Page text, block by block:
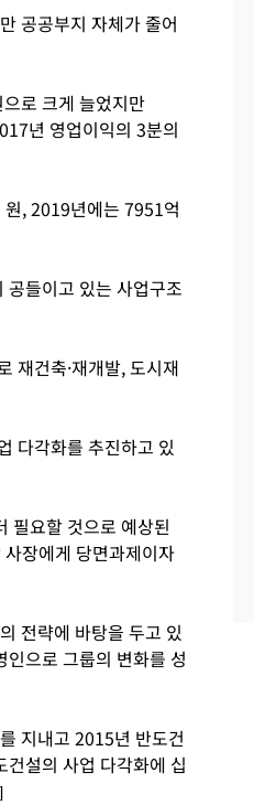
공공부지 자체가 줄어
로 크게 늘었지만
년 영업이익의 3분의
, 2019년에는 7951억
들이고 있는 사업구조
재건축·재개발, 도시재
다각화를 추진하고 있
필요할 것으로 예상된
장에게 당면과제이자
전략에 바탕을 두고 있
으로 그룹의 변화를 성
지내고 2015년 반도건
설의 사업 다각화에 십